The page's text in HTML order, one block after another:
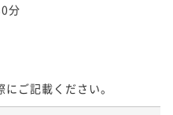
分
ご記載ください。